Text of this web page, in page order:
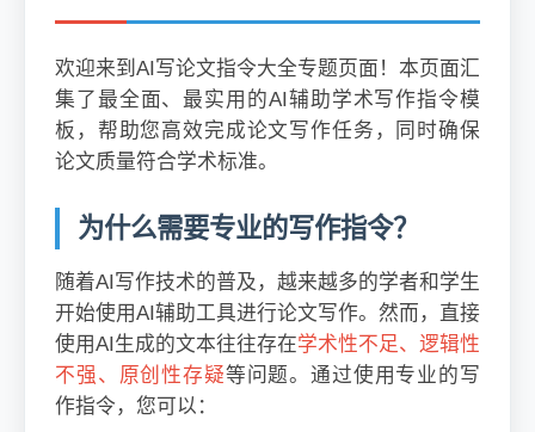
欢迎来到AI写论文指令大全专题页面！本页面汇
集了最全面、最实用的AI辅助学术写作指令模
板，帮助您高效完成论文写作任务，同时确保
论文质量符合学术标准。
为什么需要专业的写作指令？
随着AI写作技术的普及，越来越多的学者和学生
开始使用AI辅助工具进行论文写作。然而，直接
使用AI生成的文本往往存在学术性不足、逻辑性
不强、原创性存疑等问题。通过使用专业的写
作指令，您可以：